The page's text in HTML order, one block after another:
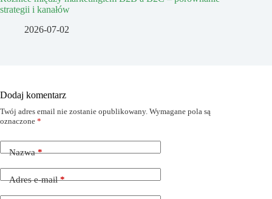
strategii i kanałów
2026-07-02
Dodaj komentarz
Twój adres email nie zostanie opublikowany. Wymagane pola są
oznaczone *
Nazwa*
Adres e-mail*